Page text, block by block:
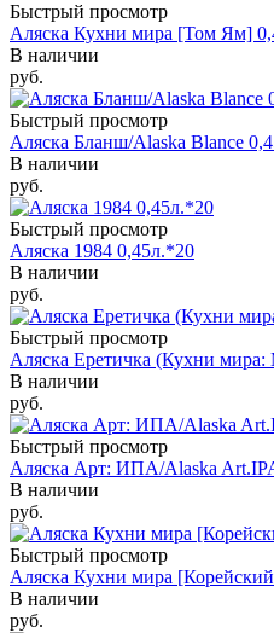
Быстрый просмотр
Аляска Кухни мира [Том Ям]
В наличии
руб.
Быстрый просмотр
Аляска Бланш/Alaska Blance
В наличии
руб.
Быстрый просмотр
Аляска 1984 0,45л.*20
В наличии
руб.
Быстрый просмотр
Аляска Еретичка (Кухни
В наличии
руб.
Быстрый просмотр
Аляска Арт: ИПА/Alaska
В наличии
руб.
Быстрый просмотр
Аляска Кухни мира
В наличии
руб.